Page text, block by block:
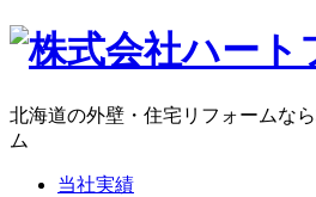
コ
ン
ツ
北海道の外壁・住宅リフォームな
ム
当社実績